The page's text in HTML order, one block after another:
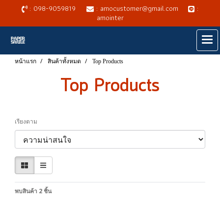
: 098-9059819 : amocustomer@gmail.com :
amointer
หน้าแรก สินค้าทั้งหมด Top Products
Top Products
เรียงตาม
พบสินค้า 2 ชิ้น